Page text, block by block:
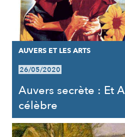
AUVERS ET LES ARTS
26/05/2020
Auvers secrète : Et
célèbre